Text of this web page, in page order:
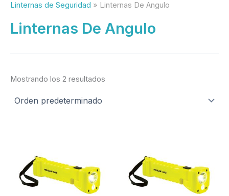
Linternas de Seguridad
Linternas De Angulo
Linternas De Angulo
Mostrando los 2 resultados